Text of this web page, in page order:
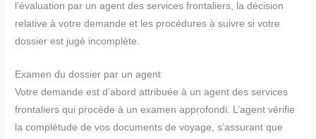
l’évaluation par un agent des services frontaliers, la décision
relative à votre demande et les procédures à suivre si votre
dossier est jugé incomplète.
Examen du dossier par un agent
Votre demande est d’abord attribuée à un agent des services
frontaliers qui procède à un examen approfondi. L’agent vérifie
la complétude de vos documents de voyage, s’assurant que